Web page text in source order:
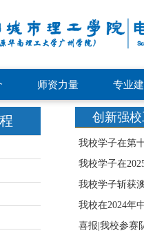
师资力量 专业
创新强
我校学子在第
我校学子在
我校学子斩获
我校在2024年
喜报|我校参赛